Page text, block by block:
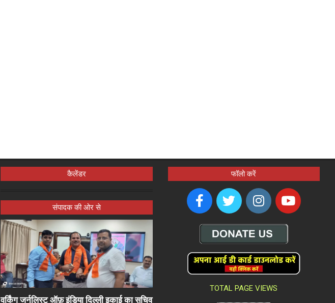
कैलेंडर
संपादक की ओर से
वर्किंग जर्नलिस्ट ऑफ़ इंडिया दिल्ली इकाई का सचिव
फॉलो करें
TOTAL PAGE VIEWS